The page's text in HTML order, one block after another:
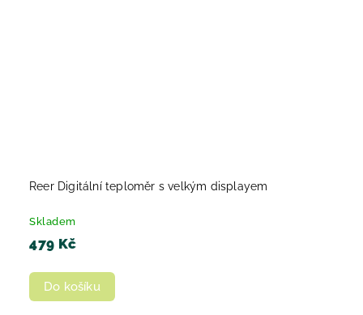
Reer Digitální teploměr s velkým displayem
Skladem
479 Kč
Do košíku